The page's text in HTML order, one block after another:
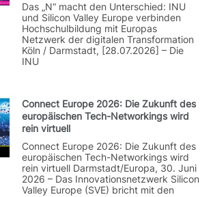
Das „N“ macht den Unterschied: INU
und Silicon Valley Europe verbinden
Hochschulbildung mit Europas
Netzwerk der digitalen Transformation
Köln / Darmstadt, [28.07.2026] – Die
INU
Connect Europe 2026: Die Zukunft des
europäischen Tech-Networkings wird
rein virtuell
Connect Europe 2026: Die Zukunft des
europäischen Tech-Networkings wird
rein virtuell Darmstadt/Europa, 30. Juni
2026 – Das Innovationsnetzwerk Silicon
Valley Europe (SVE) bricht mit den